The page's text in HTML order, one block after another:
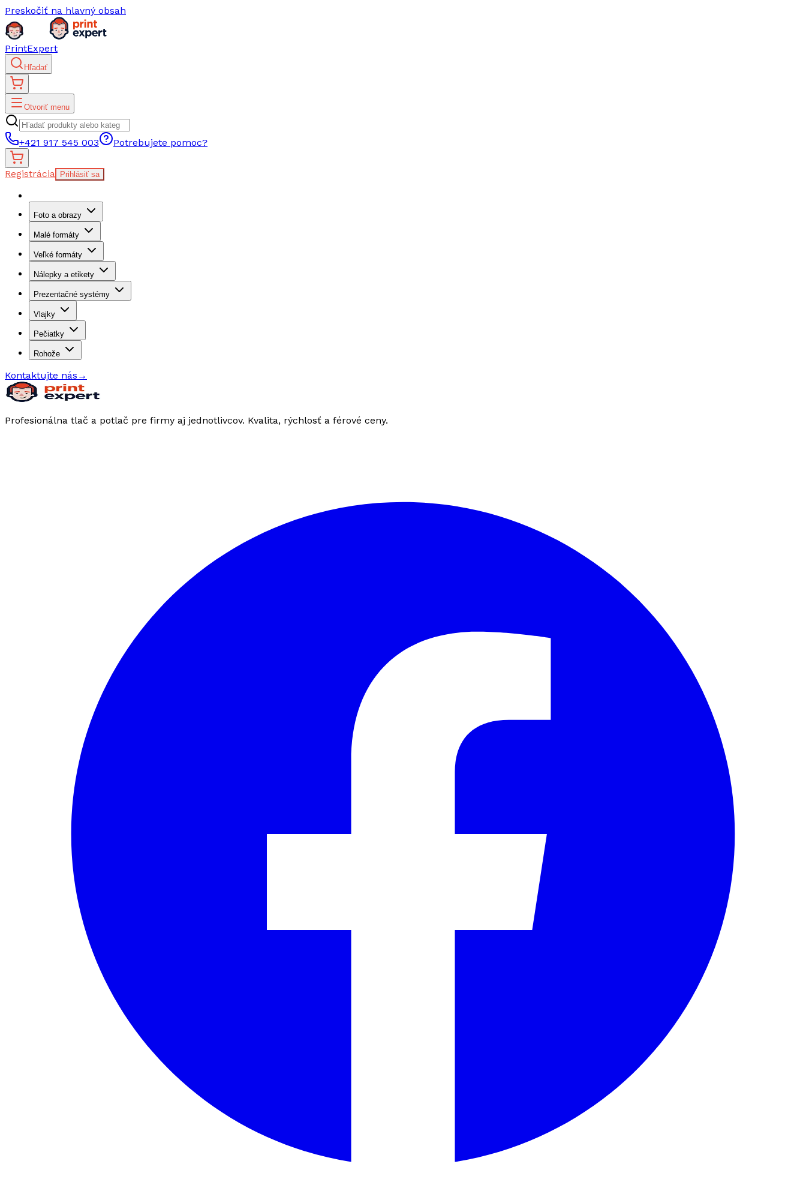
Preskočiť na hlavný obsah
PrintExpert
Hľadať
Otvoriť menu
+421 917 545 003 Potrebujete pomoc?
Registrácia Prihlásiť sa
Foto a obrazy
Malé formáty
Veľké formáty
Nálepky a etikety
Prezentačné systémy
Vlajky
Pečiatky
Rohože
Kontaktujte nás →
Profesionálna tlač a potlač pre firmy aj jednotlivcov. Kvalita, rýchlosť a férové ceny.